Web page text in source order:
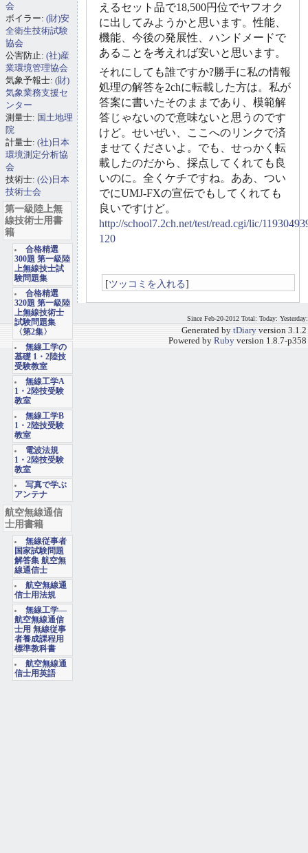
えるセット品で18,500円位でヤフオク
に出してみようかと思います。性能、
機能、今後の発展性、ハンドメードで
あることを考えれば安いと思います。
それにしても誰ですか?勝手に私の情報
処理の解答を2chに転載した方は。私が
答案に書いたそのままであり、模範解
答じゃないので意味ないと思うのです
けど。せいぜい、ここへのリンクで済
ませてくださいよ。でも、せっかく転
載したのだから、採点してくれても良
いのに。全くケチですね。ああ、つい
でにUMJ-FXの宣伝でもしてくれても
良いですけど。
http://school7.2ch.net/test/read.cgi/lic/
120
[ツッコミを入れる]
会
ボイラー: (財)安
全衛生技術試験
協会
公害防止: (社)産
業環境管理協会
気象予報士: (財)
気象業務支援セ
ンター
測量士: 国土地理
院
計量士: (社)日本
環境測定分析協
会
技術士: (公)日本
技術士会
第一級陸上無
線技術士用書
籍
合格精選
300題 第一級陸
上無線技士試
験問題集
合格精選
320題 第一級陸
上無線技術士
試験問題集
〈第2集〉
無線工学の
基礎 1・2陸技
受験教室
無線工学A
1・2陸技受験
教室
無線工学B
1・2陸技受験
教室
電波法規
1・2陸技受験
教室
写真で学ぶ
アンテナ
航空無線通信
士用書籍
無線従事者
国家試験問題
解答集 航空無
線通信士
航空無線通
信士用法規
無線工学―
航空無線通信
士用 無線従事
者養成課程用
標準教科書
航空無線通
信士用英語
Since Feb-20-2012 Total: Today: Yesterday:
Generated by tDiary version 3.1.2
Powered by Ruby version 1.8.7-p358